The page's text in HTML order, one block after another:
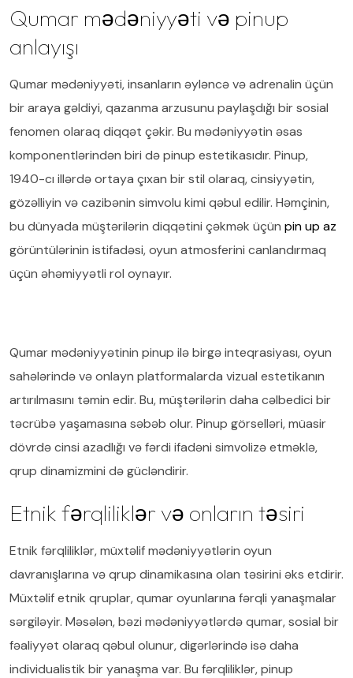
Qumar mədəniyyəti və pinup
anlayışı
Qumar mədəniyyəti, insanların əyləncə və adrenalin üçün
bir araya gəldiyi, qazanma arzusunu paylaşdığı bir sosial
fenomen olaraq diqqət çəkir. Bu mədəniyyətin əsas
komponentlərindən biri də pinup estetikasıdır. Pinup,
1940-cı illərdə ortaya çıxan bir stil olaraq, cinsiyyətin,
gözəlliyin və cazibənin simvolu kimi qəbul edilir. Həmçinin,
bu dünyada müştərilərin diqqətini çəkmək üçün pin up az
görüntülərinin istifadəsi, oyun atmosferini canlandırmaq
üçün əhəmiyyətli rol oynayır.
Qumar mədəniyyətinin pinup ilə birgə inteqrasiyası, oyun
sahələrində və onlayn platformalarda vizual estetikanın
artırılmasını təmin edir. Bu, müştərilərin daha cəlbedici bir
təcrübə yaşamasına səbəb olur. Pinup görselləri, müasir
dövrdə cinsi azadlığı və fərdi ifadəni simvolizə etməklə,
qrup dinamizmini də gücləndirir.
Etnik fərqliliklər və onların təsiri
Etnik fərqliliklər, müxtəlif mədəniyyətlərin oyun
davranışlarına və qrup dinamikasına olan təsirini əks etdirir.
Müxtəlif etnik qruplar, qumar oyunlarına fərqli yanaşmalar
sərgiləyir. Məsələn, bəzi mədəniyyətlərdə qumar, sosial bir
fəaliyyət olaraq qəbul olunur, digərlərində isə daha
individualistik bir yanaşma var. Bu fərqliliklər, pinup